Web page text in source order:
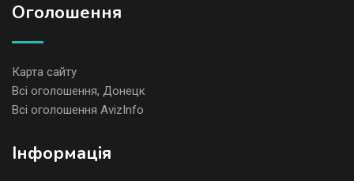
Оголошення
Карта сайту
Всі оголошення, Донецк
Всі оголошення AvizInfo
Iнформація